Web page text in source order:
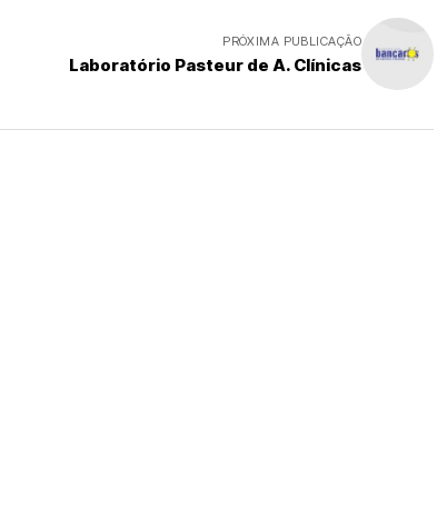
PRÓXIMA PUBLICAÇÃO
Laboratório Pasteur de A. Clínicas